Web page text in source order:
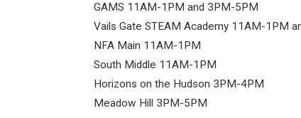
GAMS 11AM-1PM and 3PM-5PM
Vails Gate STEAM Academy 11AM-1PM
NFA Main 11AM-1PM
South Middle 11AM-1PM
Horizons on the Hudson 3PM-4PM
Meadow Hill 3PM-5PM